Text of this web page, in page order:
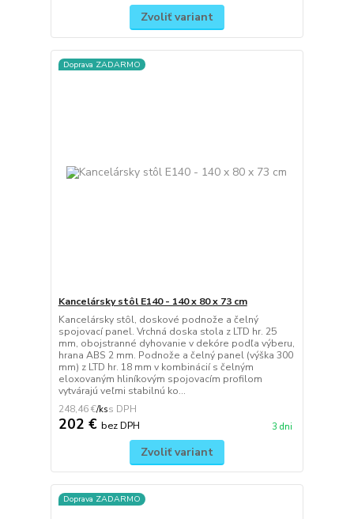
Zvoliť variant
Doprava ZADARMO
Kancelársky stôl E140 - 140 x 80 x 73 cm
Kancelársky stôl, doskové podnože a čelný
spojovací panel. Vrchná doska stola z LTD hr. 25
mm, obojstranné dyhovanie v dekóre podľa výberu,
hrana ABS 2 mm. Podnože a čelný panel (výška 300
mm) z LTD hr. 18 mm v kombinácií s čelným
eloxovaným hliníkovým spojovacím profilom
vytvárajú veľmi stabilnú ko...
248,46 €/ks
202 € bez DPH 3 dni
Zvoliť variant
Doprava ZADARMO